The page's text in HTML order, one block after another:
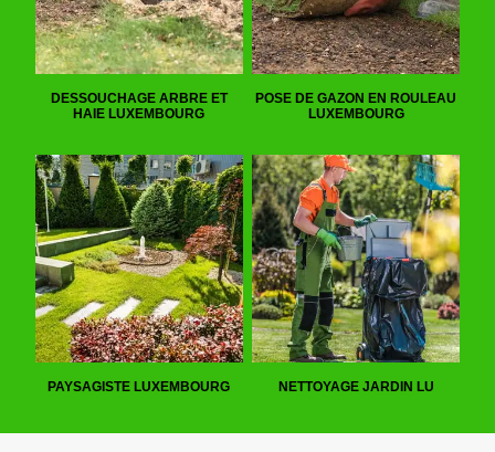
DESSOUCHAGE ARBRE ET
HAIE LUXEMBOURG
POSE DE GAZON EN ROULEAU
LUXEMBOURG
PAYSAGISTE LUXEMBOURG NETTOYAGE JARDIN LU